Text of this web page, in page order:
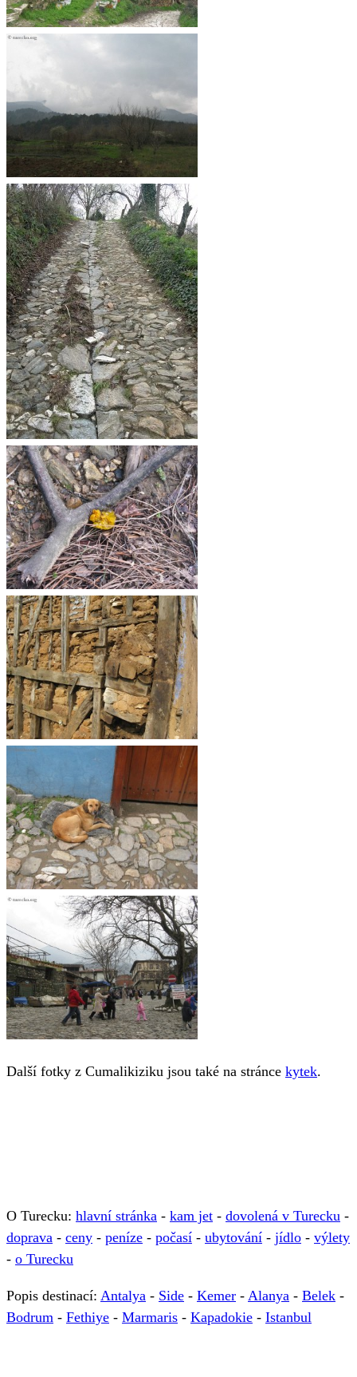
Další fotky z Cumalikiziku jsou také na stránce kytek.
O Turecku: hlavní stránka - kam jet - dovolená v Turecku -
doprava - ceny - peníze - počasí - ubytování - jídlo - výlety
- o Turecku
Popis destinací: Antalya - Side - Kemer - Alanya - Belek -
Bodrum - Fethiye - Marmaris - Kapadokie - Istanbul